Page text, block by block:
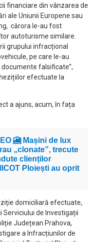
financiare din vânzarea de
ale Uniunii Europene sau
cărora le-au fost
autoturisme similare.
grupului infracțional
pe care le-au
falsificate”,
efectuate la
a ajuns, acum, în fața
🎦 Mașini de lux
„clonate”, trecute
clienților
Ploiești au oprit
domiciliară efectuate,
Serviciului de Investigații
Județean Prahova,
a Infracțiunilor de